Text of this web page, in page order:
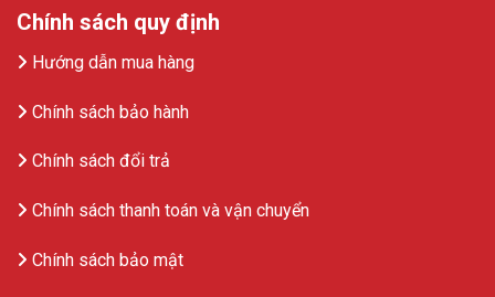
Chính sách quy định
Hướng dẫn mua hàng
Chính sách bảo hành
Chính sách đổi trả
Chính sách thanh toán và vận chuyển
Chính sách bảo mật